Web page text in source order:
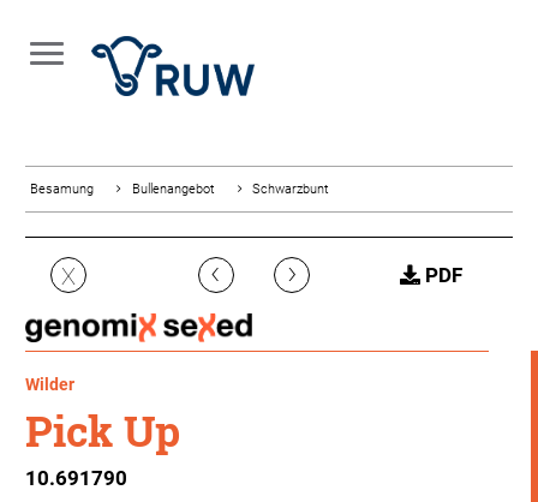
Besamung Bullenangebot Schwarzbunt
X ‹ › PDF
Wilder
Pick Up
10.691790